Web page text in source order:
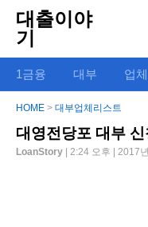
대출이야
기
1금융 대부 업
HOME > 대부업체리스트
대영전당포 대부 신
LoanStory | 2:24 오후 | 2017